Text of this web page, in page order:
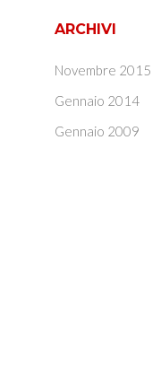
ARCHIVI
Novembre 2015
Gennaio 2014
Gennaio 2009